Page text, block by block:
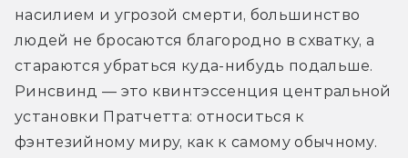
насилием и угрозой смерти, большинство
людей не бросаются благородно в схватку, а
стараются убраться куда-нибудь подальше.
Ринсвинд — это квинтэссенция центральной
установки Пратчетта: относиться к
фэнтезийному миру, как к самому обычному.